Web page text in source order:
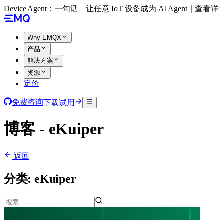
Device Agent：一句话，让任意 IoT 设备成为 AI Agent｜查看
Why EMQX
产品
解决方案
资源
定价
免费咨询下载试用
博客 - eKuiper
返回
分类: eKuiper